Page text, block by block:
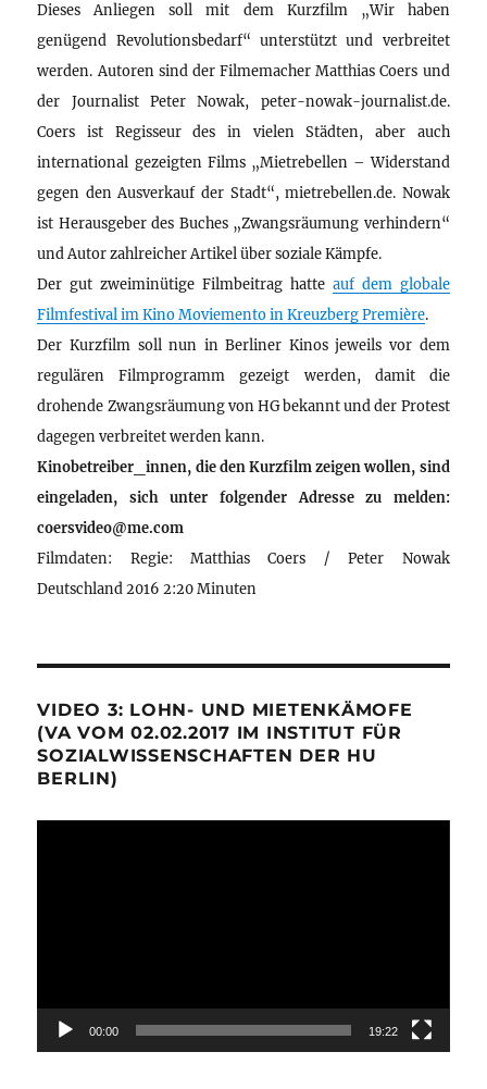
Dieses Anliegen soll mit dem Kurzfilm „Wir haben
genügend Revolutionsbedarf“ unterstützt und verbreitet
werden. Autoren sind der Filmemacher Matthias Coers und
der Journalist Peter Nowak, peter-nowak-journalist.de.
Coers ist Regisseur des in vielen Städten, aber auch
international gezeigten Films „Mietrebellen – Widerstand
gegen den Ausverkauf der Stadt“, mietrebellen.de. Nowak
ist Herausgeber des Buches „Zwangsräumung verhindern“
und Autor zahlreicher Artikel über soziale Kämpfe.
Der gut zweiminütige Filmbeitrag hatte auf dem globale
Filmfestival im Kino Moviemento in Kreuzberg Première.
Der Kurzfilm soll nun in Berliner Kinos jeweils vor dem
regulären Filmprogramm gezeigt werden, damit die
drohende Zwangsräumung von HG bekannt und der Protest
dagegen verbreitet werden kann.
Kinobetreiber_innen, die den Kurzfilm zeigen wollen, sind
eingeladen, sich unter folgender Adresse zu melden:
coersvideo@me.com
Filmdaten: Regie: Matthias Coers / Peter Nowak
Deutschland 2016 2:20 Minuten
VIDEO 3: LOHN- UND MIETENKÄMOFE
(VA VOM 02.02.2017 IM INSTITUT FÜR
SOZIALWISSENSCHAFTEN DER HU
BERLIN)
00:00 19:22